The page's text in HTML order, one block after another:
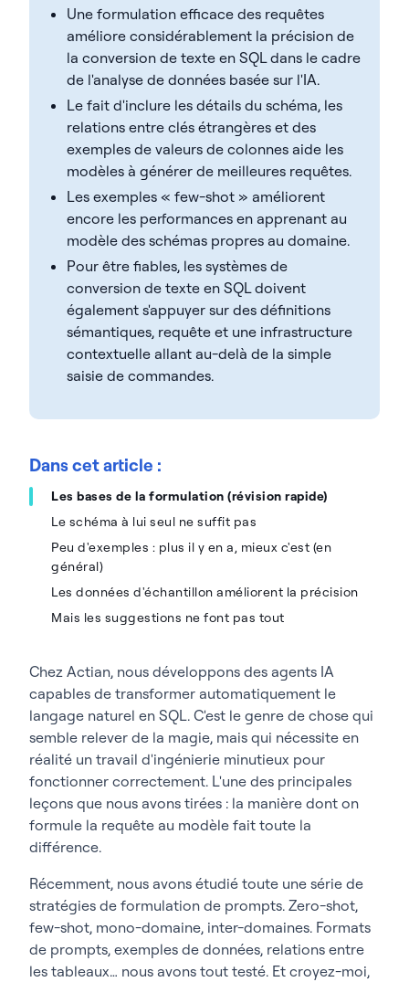
Une formulation efficace des requêtes
améliore considérablement la précision de
la conversion de texte en SQL dans le cadre
de l'analyse de données basée sur l'IA.
Le fait d'inclure les détails du schéma, les
relations entre clés étrangères et des
exemples de valeurs de colonnes aide les
modèles à générer de meilleures requêtes.
Les exemples « few-shot » améliorent
encore les performances en apprenant au
modèle des schémas propres au domaine.
Pour être fiables, les systèmes de
conversion de texte en SQL doivent
également s'appuyer sur des définitions
sémantiques, requête et une infrastructure
contextuelle allant au-delà de la simple
saisie de commandes.
Dans cet article :
Les bases de la formulation (révision rapide)
Le schéma à lui seul ne suffit pas
Peu d'exemples : plus il y en a, mieux c'est (en
général)
Les données d'échantillon améliorent la précision
Mais les suggestions ne font pas tout
Chez Actian, nous développons des agents IA
capables de transformer automatiquement le
langage naturel en SQL. C'est le genre de chose qui
semble relever de la magie, mais qui nécessite en
réalité un travail d'ingénierie minutieux pour
fonctionner correctement. L'une des principales
leçons que nous avons tirées : la manière dont on
formule la requête au modèle fait toute la
différence.
Récemment, nous avons étudié toute une série de
stratégies de formulation de prompts. Zero-shot,
few-shot, mono-domaine, inter-domaines. Formats
de prompts, exemples de données, relations entre
les tableaux… nous avons tout testé. Et croyez-moi,